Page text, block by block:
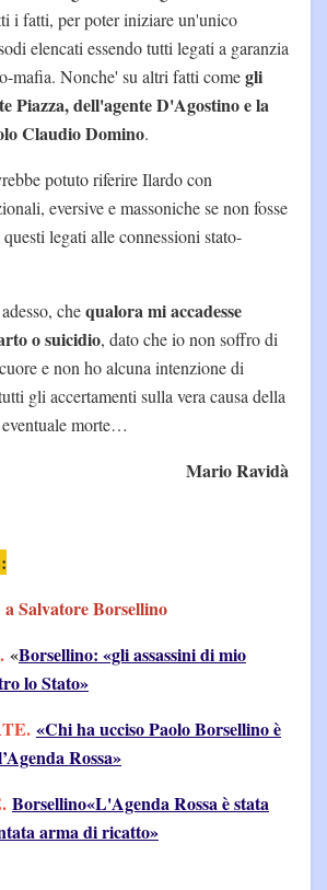
i fatti, per poter iniziare un'unico
elencati essendo tutti legati a garanzia
mafia. Nonche' su altri fatti comegli
Piazza, dell'agente D'Agostino e la
Claudio Domino.
potuto riferire Ilardo con
eversive e massoniche se non fosse
legati alle connessioni stato-
chequalora mi accadesse
o suicidio, dato che io non soffro di
e non ho alcuna intenzione di
gli accertamenti sulla vera causa della
morte…
Mario Ravidà
Salvatore Borsellino
«Borsellino: «gli assassini di mio
lo Stato»
«Chi ha ucciso Paolo Borsellino è
Rossa»
Borsellino«L'Agenda Rossa è stata
arma di ricatto»